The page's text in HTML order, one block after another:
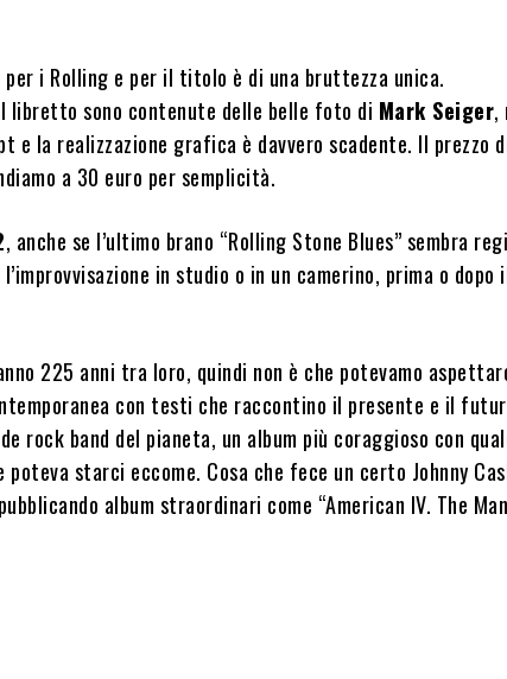
i Rolling e per il titolo è di una bruttezza unica.
libretto sono contenute delle belle foto di Mark Seiger,
e la realizzazione grafica è davvero scadente. Il prezzo
a 30 euro per semplicità.
, anche se l’ultimo brano “Rolling Stone Blues” sembra
in studio o in un camerino, prima o dopo
225 anni tra loro, quindi non è che potevamo
con testi che raccontino il presente e il
rock band del pianeta, un album più coraggioso con
poteva starci eccome. Cosa che fece un certo Johnny
album straordinari come “American IV. The